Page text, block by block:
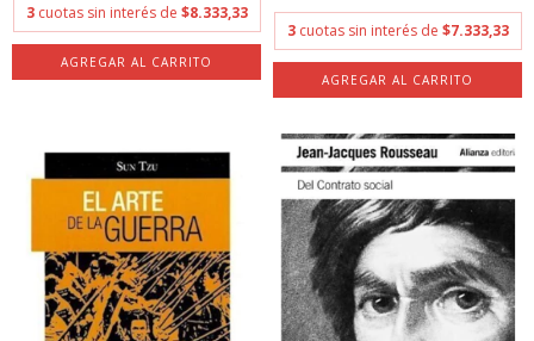
3 cuotas sin interés de $8.333,33
3 cuotas sin interés de $7.333,33